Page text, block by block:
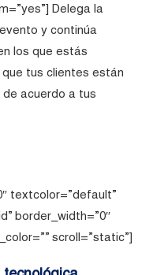
Delega la
y continúa
los que estás
tus clientes están
acuerdo a tus
textcolor=”default”
border_width=”0″
scroll=”static”]